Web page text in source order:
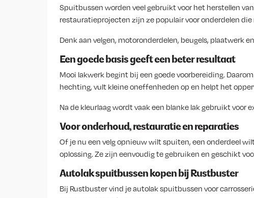
Spuitbussen worden veel gebruikt voor het herstellen
restauratieprojecten zijn ze populair voor onderdelen
Denk aan velgen, motoronderdelen, beugels, plaatwerk
Een goede basis geeft een beter resultaat
Mooi lakwerk begint bij een goede voorbereiding.
hechting, vult kleine oneffenheden op en helpt het
Na de kleurlaag wordt vaak een blanke lak gebruikt
Voor onderhoud, restauratie en reparaties
Of je nu een velg opnieuw wilt spuiten, een onderdeel
oplossing. Ze zijn eenvoudig te gebruiken en geschikt
Autolak spuitbussen kopen bij Rustbuster
Bij Rustbuster vind je autolak spuitbussen voor